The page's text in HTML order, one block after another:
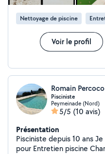
Nettoyage de piscine
Voir le profil
Romain
Pisciniste
Peymeinade (Nord)
5/5 (10 avis)
Présentation
Pisciniste depuis 10 ans Je reste à votre disposition
pour Entretien piscine Changement de charge filtrante